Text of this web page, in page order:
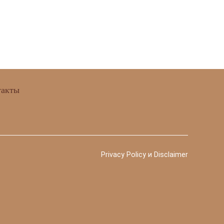
Privacy Policy и Disclaimer